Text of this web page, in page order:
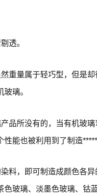
透。
重量属于轻巧型，但是
璃。
品所没有的，当有机玻
能也被利用到了制造
料，即可制造成颜色各
玻璃、淡墨色玻璃、钴蓝